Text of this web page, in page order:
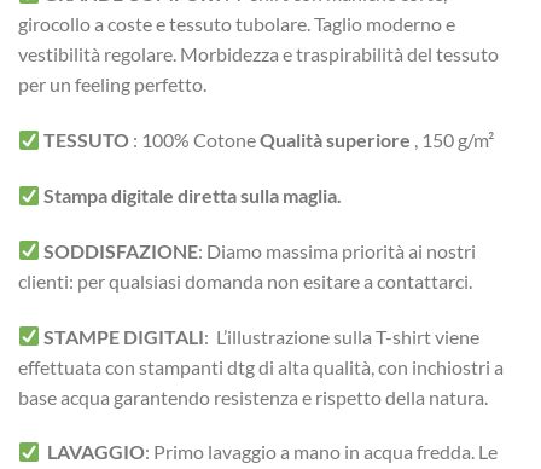
girocollo a coste e tessuto tubolare. Taglio moderno e
vestibilità regolare. Morbidezza e traspirabilità del tessuto
per un feeling perfetto.
TESSUTO : 100% CotoneQualità superiore , 150 g/m²
Stampa digitale diretta sulla maglia.
SODDISFAZIONE: Diamo massima priorità ai nostri
clienti: per qualsiasi domanda non esitare a contattarci.
STAMPE DIGITALI: L’illustrazione sulla T-shirt viene
effettuata con stampanti dtg di alta qualità, con inchiostri a
base acqua garantendo resistenza e rispetto della natura.
LAVAGGIO: Primo lavaggio a mano in acqua fredda. Le